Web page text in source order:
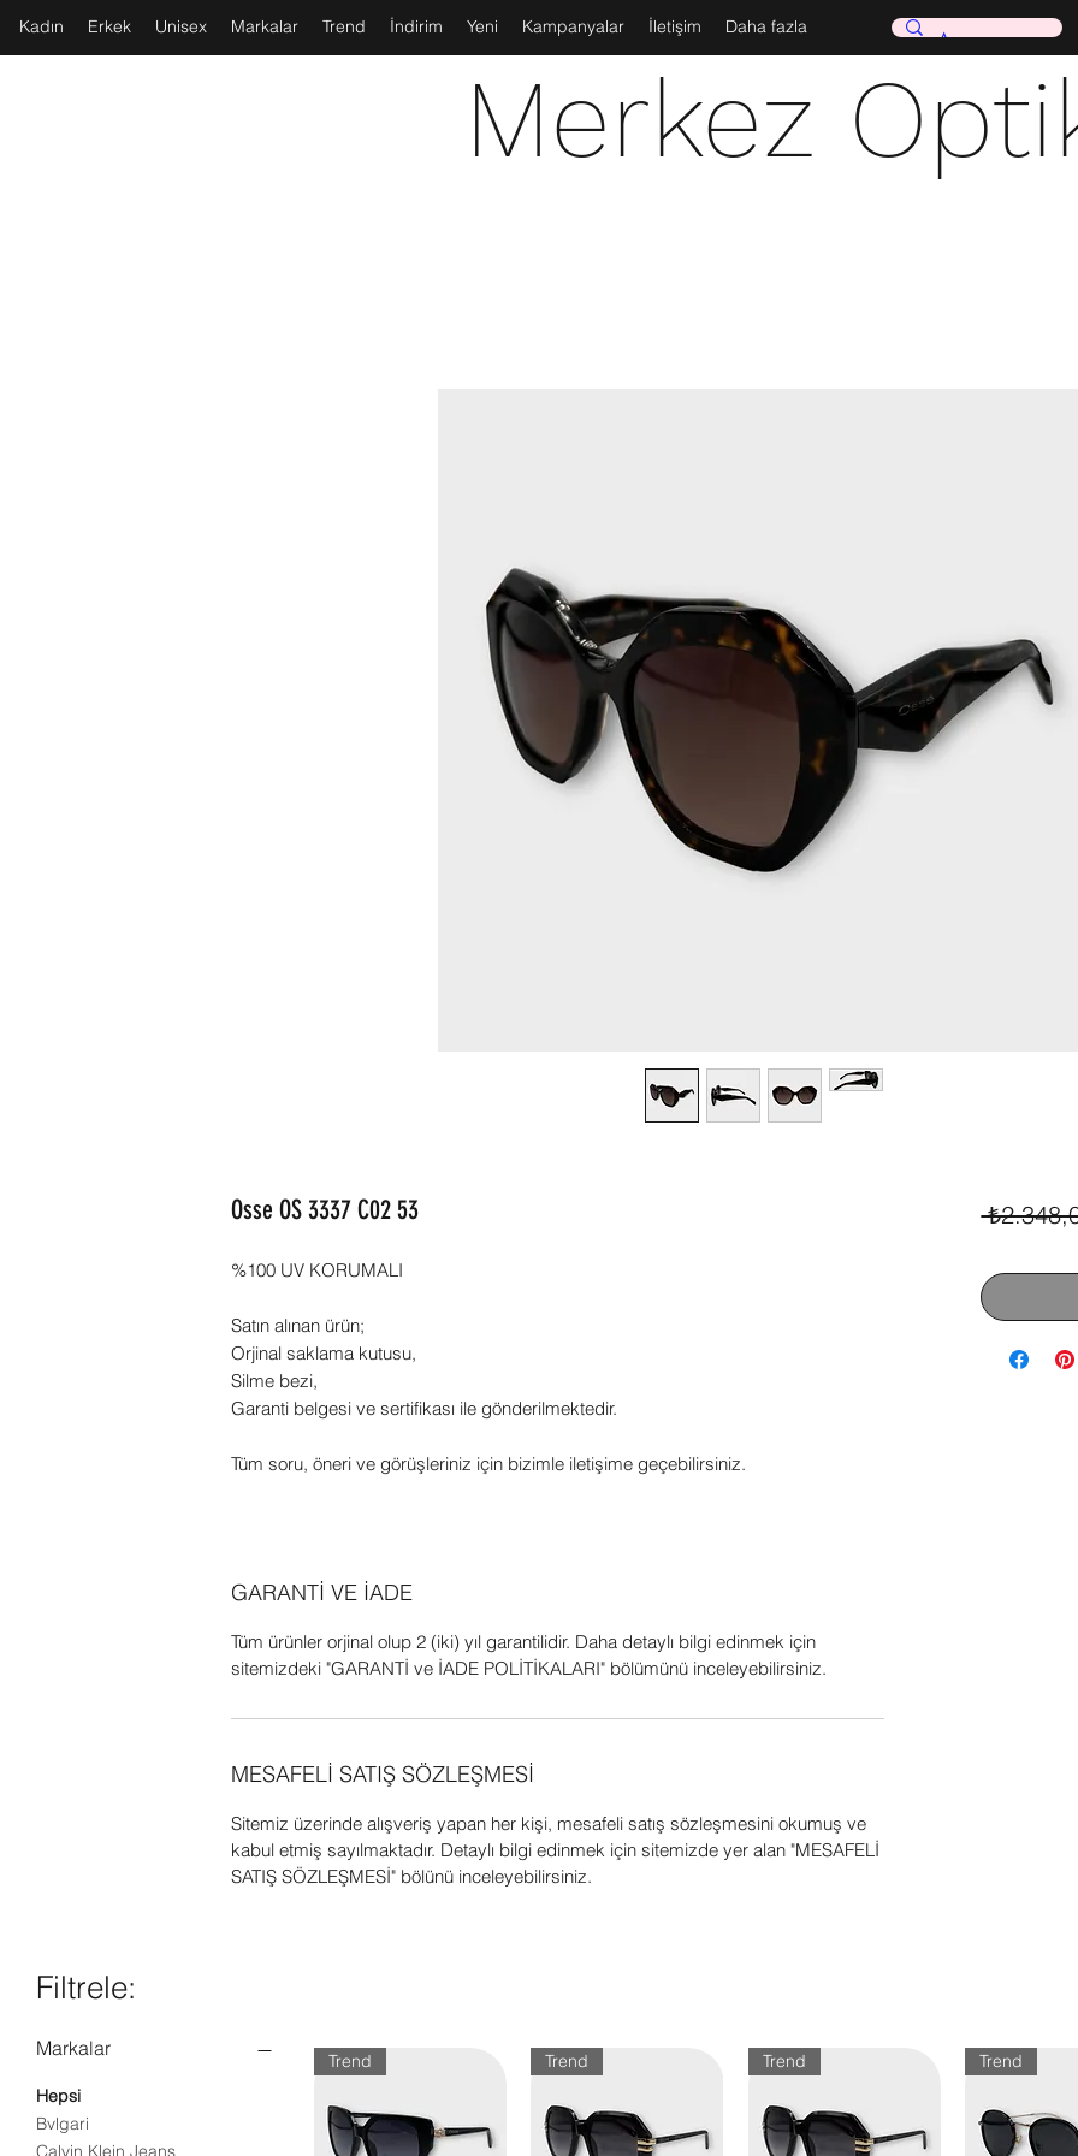
Kadın Erkek Unisex Markalar Trend İndirim Yeni Kampanyalar İletişim Daha fazla
Merkez
Osse OS 3337 C02 53
%100 UV KORUMALI
Satın alınan ürün;
Orjinal saklama kutusu,
Silme bezi,
Garanti belgesi ve sertifikası ile gönderilmektedir.
Tüm soru, öneri ve görüşleriniz için bizimle iletişime geçebilirsiniz.
GARANTİ VE İADE
Tüm ürünler orjinal olup 2 (iki) yıl garantilidir. Daha detaylı bilgi edinmek için
sitemizdeki "GARANTİ ve İADE POLİTİKALARI" bölümünü inceleyebilirsiniz.
MESAFELİ SATIŞ SÖZLEŞMESİ
Sitemiz üzerinde alışveriş yapan her kişi, mesafeli satış sözleşmesini okumuş ve
kabul etmiş sayılmaktadır. Detaylı bilgi edinmek için sitemizde yer alan "MESAFELİ
SATIŞ SÖZLEŞMESİ" bölünü inceleyebilirsiniz.
Filtrele:
Markalar
Hepsi
Bvlgari
Calvin Klein Jeans
Trend Trend Trend Trend